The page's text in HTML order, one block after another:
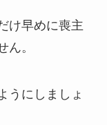
け早めに喪主
ん。
うにしましょ